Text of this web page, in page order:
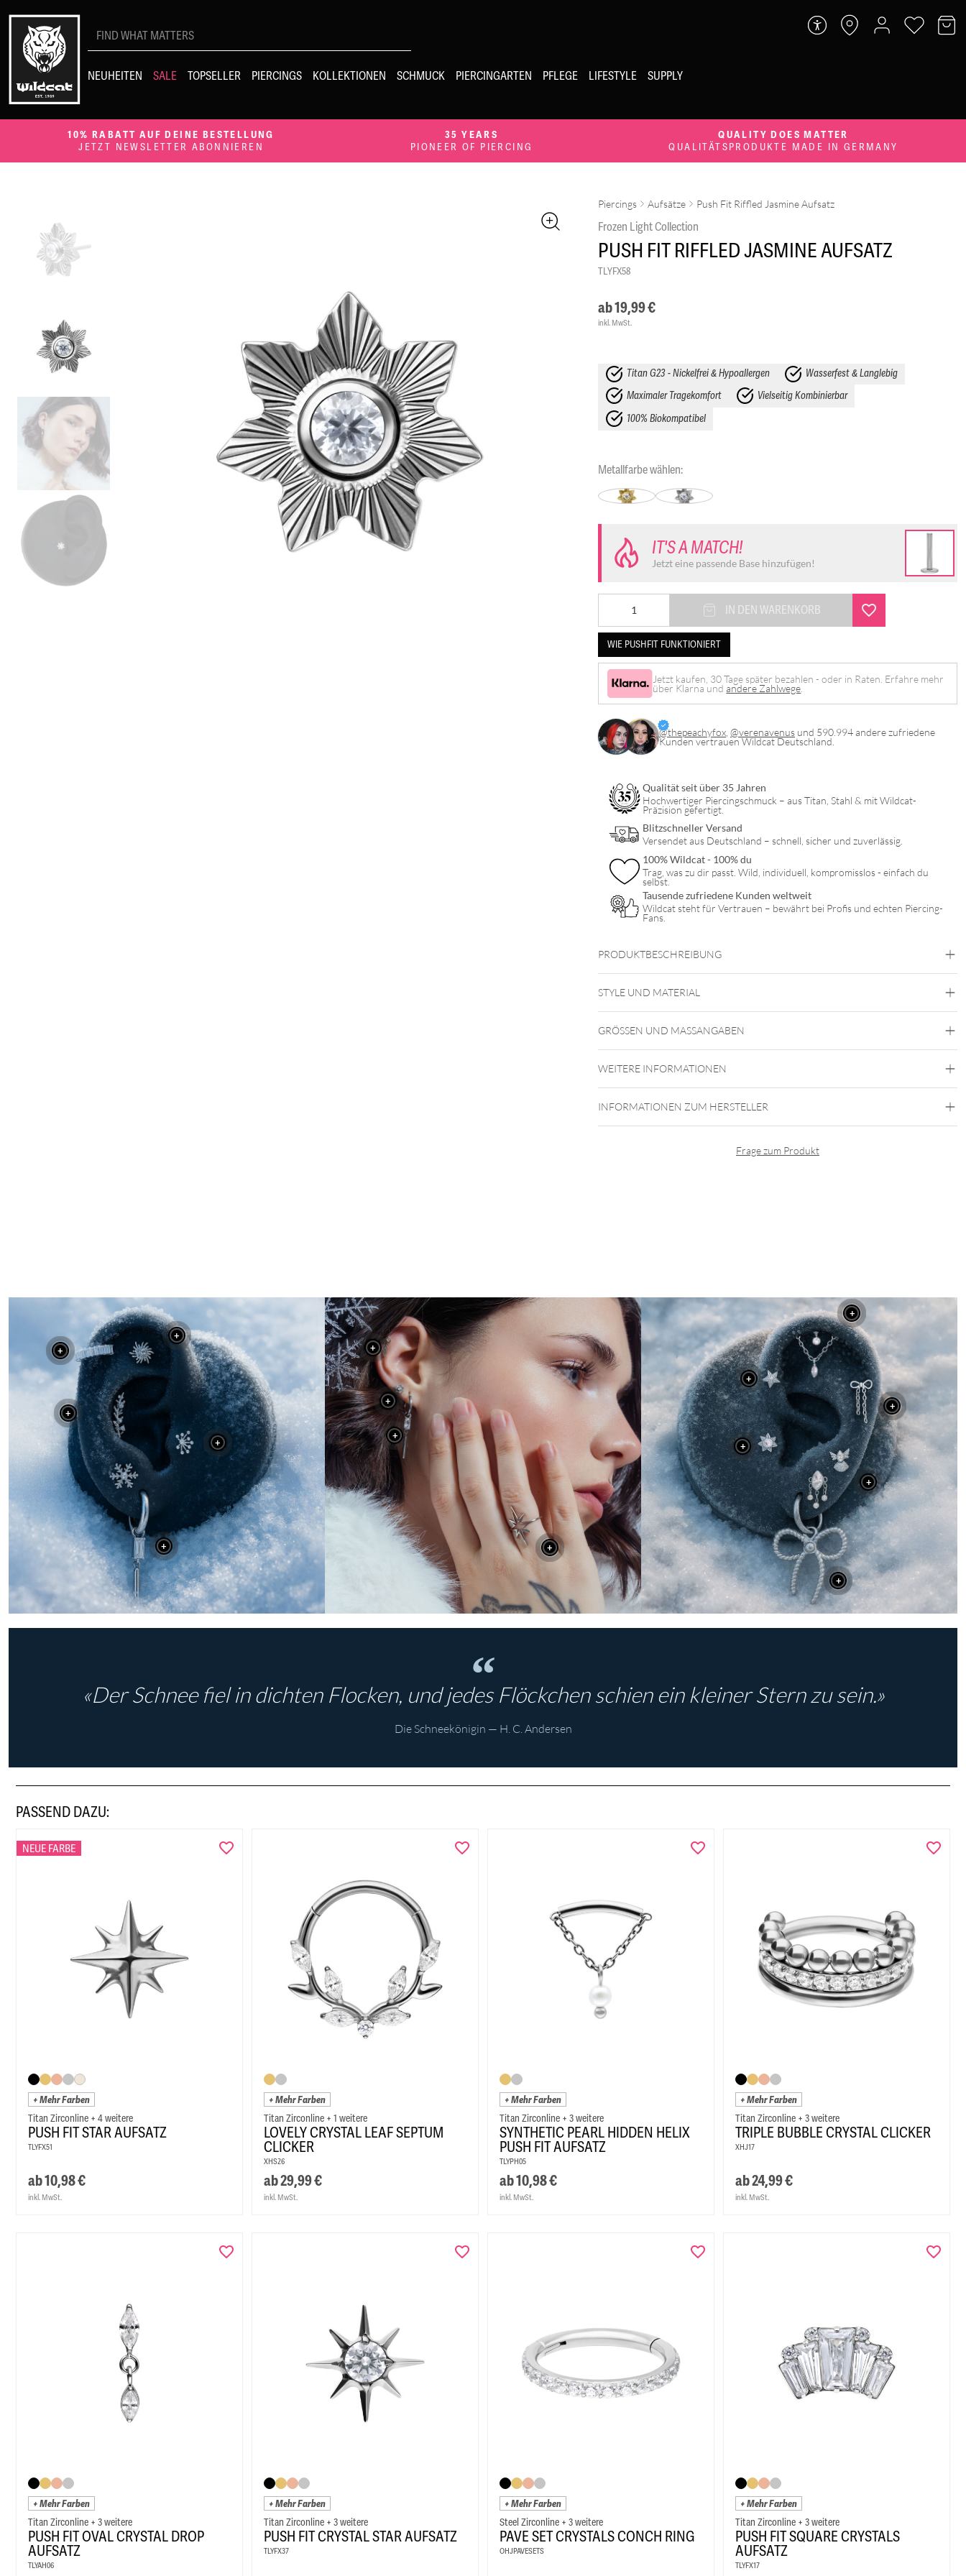
NEUHEITEN SALE TOPSELLER PIERCINGS KOLLEKTIONEN SCHMUCK PIERCINGARTEN PFLEGE LIFESTYLE SUPPLY
10% RABATT AUF DEINE BESTELLUNG
JETZT NEWSLETTER ABONNIEREN
35 YEARS
PIONEER OF PIERCING
QUALITY DOES MATTER
QUALITÄTSPRODUKTE MADE IN GERMANY
Piercings Aufsätze Push Fit Riffled Jasmine Aufsatz
Frozen Light Collection
PUSH FIT RIFFLED JASMINE AUFSATZ
TLYFX58
ab19,99€
inkl. MwSt.
Titan G23 - Nickelfrei & Hypoallergen
Wasserfest & Langlebig
Maximaler Tragekomfort
Vielseitig Kombinierbar
100% Biokompatibel
Metallfarbewählen:
IT'S A MATCH!
Jetzt eine passende Base hinzufügen!
IN DEN WARENKORB
WIE PUSHFIT FUNKTIONIERT
Jetzt kaufen, 30 Tage später bezahlen - oder in Raten. Erfahre mehr
über Klarna undandere Zahlwege
@thepeachyfox @verenavenus und 590.994 andere zufriedene
Kunden vertrauen Wildcat Deutschland.
Qualität seit über 35 Jahren
Hochwertiger Piercingschmuck – aus Titan, Stahl & mit Wildcat-
Präzision gefertigt.
Blitzschneller Versand
Versendet aus Deutschland – schnell, sicher und zuverlässig.
100% Wildcat - 100% du
Trag, was zu dir passt. Wild, individuell, kompromisslos - einfach du
selbst.
Tausende zufriedene Kunden weltweit
Wildcat steht für Vertrauen – bewährt bei Profis und echten Piercing-
Fans.
PRODUKTBESCHREIBUNG
23
STYLE UND MATERIAL
Gold Conchpiercings in der Farbe Silber
Helixpiercings in der Farbe Silber Traguspiercings aus
Titan
Traguspiercings in der Farbe Silber
Tragus Labret Medusa
Frozen Light Collection
Titan Grad 23
GRÖSSEN UND MASSANGABEN
WEITERE INFORMATIONEN
INFORMATIONEN ZUM HERSTELLER
Frage zum Produkt
+
+
+
+
+
+
+
+
+
+
+
+
+
+
+
«Der Schnee fiel in dichten Flocken, und jedes Flöckchen schien ein kleiner Stern zu sein.»
Die Schneekönigin — H. C. Andersen
PASSEND DAZU:
NEUE FARBE
+ Mehr Farben
Titan Zirconline + 4 weitere
PUSH FIT STAR AUFSATZ
TLYFX51
ab10,98€
inkl. MwSt.
+ Mehr Farben
Titan Zirconline + 1 weitere
LOVELY CRYSTAL LEAF SEPTUM
CLICKER
XHS26
ab29,99€
inkl. MwSt.
+ Mehr Farben
Titan Zirconline + 3 weitere
SYNTHETIC PEARL HIDDEN HELIX
PUSH FIT AUFSATZ
TLYPH05
ab10,98€
inkl. MwSt.
+ Mehr Farben
Titan Zirconline + 3 weitere
TRIPLE BUBBLE CRYSTAL CLICKER
XHJ17
ab24,99€
inkl. MwSt.
+ Mehr Farben
Titan Zirconline + 3 weitere
PUSH FIT OVAL CRYSTAL DROP
AUFSATZ
TLYAH06
+ Mehr Farben
Titan Zirconline + 3 weitere
PUSH FIT CRYSTAL STAR AUFSATZ
TLYFX37
+ Mehr Farben
Steel Zirconline + 3 weitere
PAVE SET CRYSTALS CONCH RING
OHJPAVESETS
+ Mehr Farben
Titan Zirconline + 3 weitere
PUSH FIT SQUARE CRYSTALS
AUFSATZ
TLYFX17